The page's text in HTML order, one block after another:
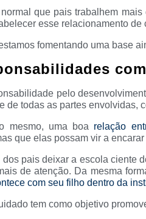
que pais trabalhem
esse relacionamento
fomentando uma base
pelo
de todas as partes envolvidas,
mesmo, uma boa relação
que elas possam vir a
dos pais deixar a escola ciente
de atenção. Da mesma
com seu filho dentro da
tem como objetivo